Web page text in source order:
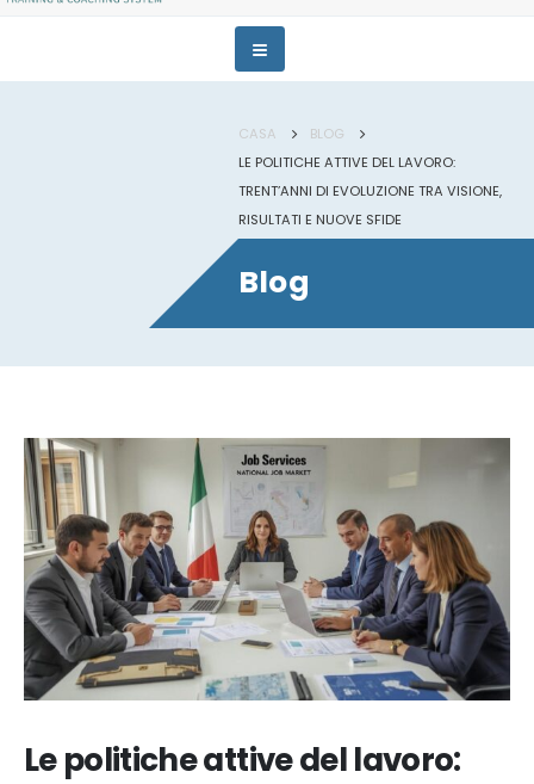
CASA
BLOG
LE POLITICHE ATTIVE DEL LAVORO:
TRENT’ANNI DI EVOLUZIONE TRA VISIONE,
RISULTATI E NUOVE SFIDE
Blog
Le politiche attive del lavoro: